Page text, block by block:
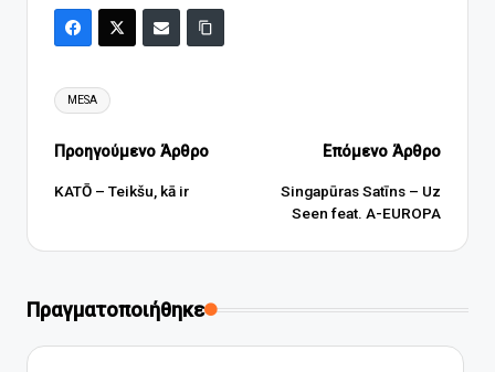
Ετικέτες:
MESA
Πλοήγηση
δημοσιεύσεων
Προηγούμενο Άρθρο
KATŌ – Teikšu, kā ir
Επόμενο Άρθρο
Singapūras Satīns – Uz
Seen feat. A-EUROPA
Πραγματοποιήθηκε